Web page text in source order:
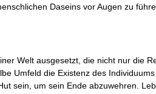
Daseins vor Augen zu
Welt ausgesetzt, die nicht nur die
Umfeld die Existenz des
sein, um sein Ende abzuwehren.